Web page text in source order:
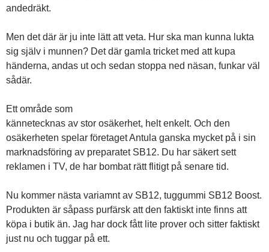
andedräkt.
Men det där är ju inte lätt att veta. Hur ska man kunna lukta
sig själv i munnen? Det där gamla tricket med att kupa
händerna, andas ut och sedan stoppa ned näsan, funkar väl
sådär.
Ett område som
kännetecknas av stor osäkerhet, helt enkelt. Och den
osäkerheten spelar företaget Antula ganska mycket på i sin
marknadsföring av preparatet SB12. Du har säkert sett
reklamen i TV, de har bombat rätt flitigt på senare tid.
Nu kommer nästa variamnt av SB12, tuggummi SB12 Boost.
Produkten är såpass purfärsk att den faktiskt inte finns att
köpa i butik än. Jag har dock fått lite prover och sitter faktiskt
just nu och tuggar på ett.